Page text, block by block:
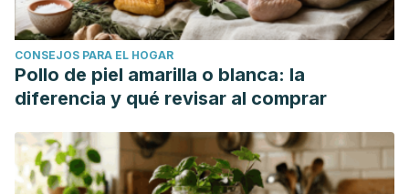
CONSEJOS PARA EL HOGAR
Pollo de piel amarilla o blanca: la
diferencia y qué revisar al comprar